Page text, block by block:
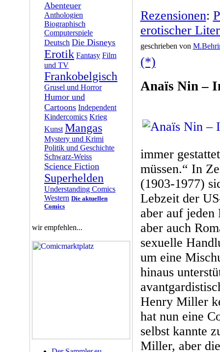
Abenteuer
Anthologien
Biographisch
Computerspiele
Deutsch Die Disneys
Erotik Fantasy Film
und TV
Frankobelgisch
Grusel und Horror
Humor und
Cartoons Independent
Kindercomics Krieg
Kunst Mangas
Mystery und Krimi
Politik und Geschichte
Schwarz-Weiss
Science Fiction
Superhelden
Understanding Comics
Western Die aktuellen
Comics
wir empfehlen...
Rezensionen:
erotischer
geschrieben von
(*)
Anaïs Nin –
immer
müssen.“ In
(1903-1977)
Lebzeit der
aber auf jeden
aber auch
sexuelle
um eine
hinaus
Henry Miller
hat nun eine
selbst kannte
Miller, aber